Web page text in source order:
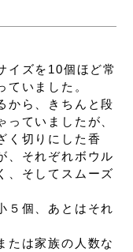
イズを10個ほど常
ていました。
から、
きちんと段
っていましたが、
く切りにした香
、 それぞれボウル
、そしてスムーズ
５個、あとはそれ
たは家族の人数な